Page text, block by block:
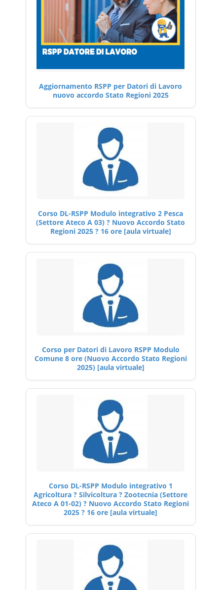
Aggiornamento RSPP per Datori di Lavoro
nuovo accordo Stato Regioni 2025
Corso DL-RSPP Modulo integrativo 2 Pesca
(Settore Ateco A 03) ? Nuovo Accordo Stato
Regioni 2025 ? 16 ore [aula virtuale]
Corso per Datori di Lavoro RSPP Modulo
Comune 8 ore (Nuovo Accordo Stato Regioni
2025) [aula virtuale]
Corso DL-RSPP Modulo integrativo 1
Agricoltura ? Silvicoltura ? Zootecnia (Settore
Ateco A 01-02) ? Nuovo Accordo Stato Regioni
2025 ? 16 ore [aula virtuale]